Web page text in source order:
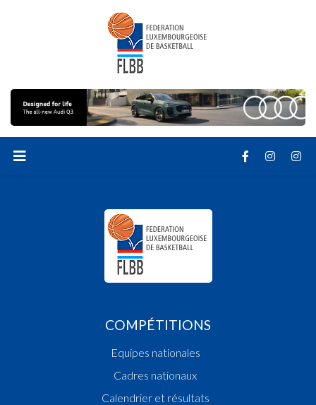
COMPÉTITIONS
Equipes nationales
Cadres nationaux
Calendrier et résultats